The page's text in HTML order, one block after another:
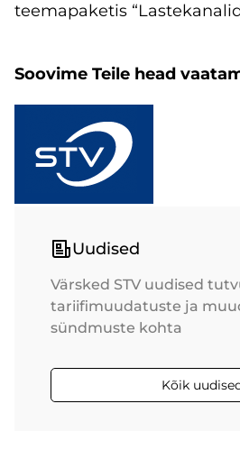
teemapaketis
Soovime Teile head
Uudised
Värsked STV uudised
tariifimuudatuste ja
sündmuste kohta
Kõik